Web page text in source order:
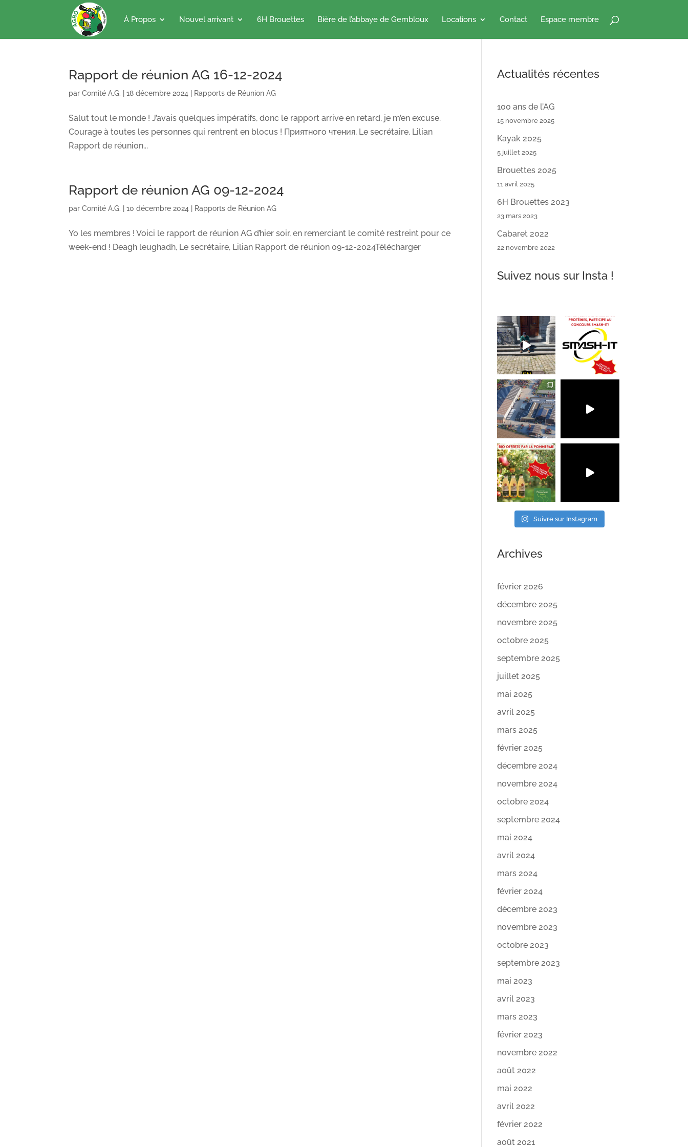
À Propos Nouvel arrivant 6H Brouettes Bière de l’abbaye de Gembloux Locations Contact Espace membre
Rapport de réunion AG 16-12-2024
parComité A.G. |18 décembre 2024 Rapports de Réunion AG
Salut tout le monde ! J’avais quelques impératifs, donc le rapport arrive en retard, je m’en excuse.
Courage à toutes les personnes qui rentrent en blocus ! Приятного чтения, Le secrétaire, Lilian
Rapport de réunion...
Rapport de réunion AG 09-12-2024
parComité A.G. |10 décembre 2024 Rapports de Réunion AG
Yo les membres ! Voici le rapport de réunion AG d’hier soir, en remerciant le comité restreint pour ce
week-end ! Deagh leughadh, Le secrétaire, Lilian Rapport de réunion 09-12-2024Télécharger
Actualités récentes
100 ans de l’AG
15 novembre 2025
Kayak 2025
5 juillet 2025
Brouettes 2025
11 avril 2025
6H Brouettes 2023
23 mars 2023
Cabaret 2022
22 novembre 2022
Suivez nous sur Insta !
Suivre sur Instagram
Archives
février 2026
décembre 2025
novembre 2025
octobre 2025
septembre 2025
juillet 2025
mai 2025
avril 2025
mars 2025
février 2025
décembre 2024
novembre 2024
octobre 2024
septembre 2024
mai 2024
avril 2024
mars 2024
février 2024
décembre 2023
novembre 2023
octobre 2023
septembre 2023
mai 2023
avril 2023
mars 2023
février 2023
novembre 2022
août 2022
mai 2022
avril 2022
février 2022
août 2021